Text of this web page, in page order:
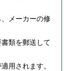
メーカーの修
類を郵送して
用されます。